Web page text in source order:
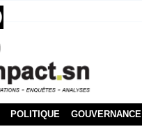
POLITIQUE GOUVERNANCE